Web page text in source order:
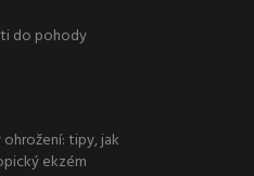
do pohody
tipy, jak
ekzém